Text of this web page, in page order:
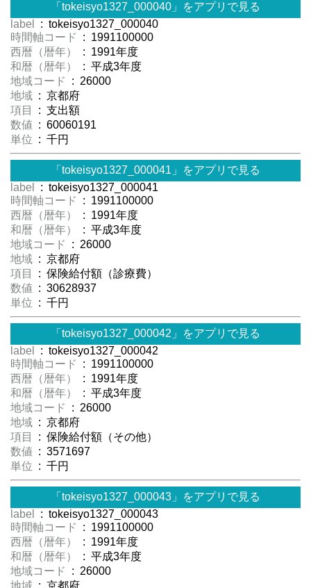
「tokeisyo1327_000040」をアプリで見る
label
: tokeisyo1327_000040
時間軸コード
: 1991100000
西暦（暦年）
: 1991年度
和暦（暦年）
: 平成3年度
地域コード
: 26000
地域 : 京都府
項目
: 支出額
数値 : 60060191
単位 : 千円
「tokeisyo1327_000041」をアプリで見る
label
: tokeisyo1327_000041
時間軸コード
: 1991100000
西暦（暦年）
: 1991年度
和暦（暦年）
: 平成3年度
地域コード
: 26000
地域 : 京都府
項目
: 保険給付額（診療費）
数値 : 30628937
単位 : 千円
「tokeisyo1327_000042」をアプリで見る
label
: tokeisyo1327_000042
時間軸コード
: 1991100000
西暦（暦年）
: 1991年度
和暦（暦年）
: 平成3年度
地域コード
: 26000
地域 : 京都府
項目
: 保険給付額（その他）
数値 : 3571697
単位 : 千円
「tokeisyo1327_000043」をアプリで見る
label
: tokeisyo1327_000043
時間軸コード
: 1991100000
西暦（暦年）
: 1991年度
和暦（暦年）
: 平成3年度
地域コード
: 26000